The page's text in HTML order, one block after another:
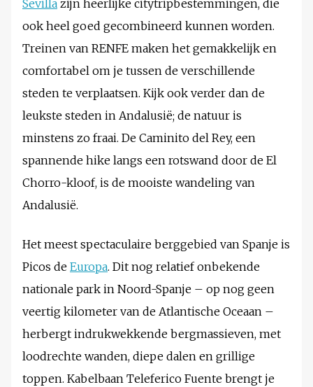
Sevilla zijn heerlijke citytripbestemmingen, die
ook heel goed gecombineerd kunnen worden.
Treinen van RENFE maken het gemakkelijk en
comfortabel om je tussen de verschillende
steden te verplaatsen. Kijk ook verder dan de
leukste steden in Andalusië; de natuur is
minstens zo fraai. De Caminito del Rey, een
spannende hike langs een rotswand door de El
Chorro-kloof, is de mooiste wandeling van
Andalusië.
Het meest spectaculaire berggebied van Spanje is
Picos de Europa. Dit nog relatief onbekende
nationale park in Noord-Spanje – op nog geen
veertig kilometer van de Atlantische Oceaan –
herbergt indrukwekkende bergmassieven, met
loodrechte wanden, diepe dalen en grillige
toppen. Kabelbaan Teleferico Fuente brengt je